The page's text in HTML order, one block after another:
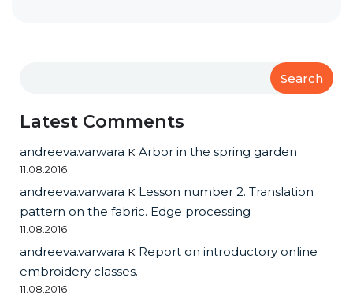
Search
Latest Comments
andreeva.varwara к Arbor in the spring garden
11.08.2016
andreeva.varwara к Lesson number 2. Translation
pattern on the fabric. Edge processing
11.08.2016
andreeva.varwara к Report on introductory online
embroidery classes.
11.08.2016